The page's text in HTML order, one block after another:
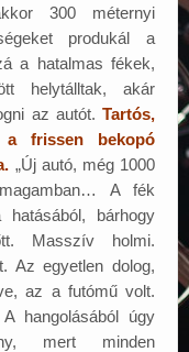
300 méternyi
produkál a
a hatalmas fékek,
helytálltak, akár
az autót. Tartós,
a frissen bekopó
„Új autó, még 1000
A fék
bárhogy
Masszív holmi.
Az egyetlen dolog,
az a futómű volt.
hangolásából úgy
mert minden